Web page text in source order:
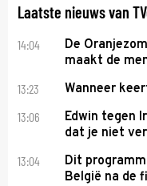
Laatste nieuws van
14:04
De
maakt de
13:23 Wanneer
13:06
Edwin tegen
dat je niet
13:04
Dit
België na de